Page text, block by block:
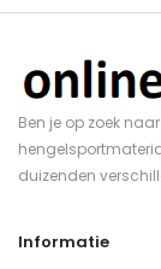
Ben je op zoek
duizenden
Informatie